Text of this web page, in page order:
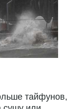
тайфунов,